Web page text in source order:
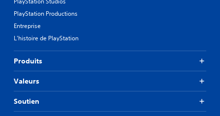
PlayStation Productions
Entreprise
L'histoire de PlayStation
Produits
Valeurs
Soutien